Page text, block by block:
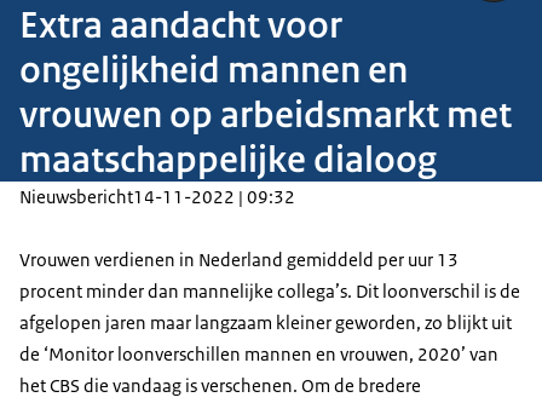
Extra aandacht voor
ongelijkheid mannen en
vrouwen op arbeidsmarkt met
maatschappelijke dialoog
Nieuwsbericht14-11-2022 | 09:32
Vrouwen verdienen in Nederland gemiddeld per uur 13
procent minder dan mannelijke collega’s. Dit loonverschil is de
afgelopen jaren maar langzaam kleiner geworden, zo blijkt uit
de ‘Monitor loonverschillen mannen en vrouwen, 2020’ van
het CBS die vandaag is verschenen. Om de bredere